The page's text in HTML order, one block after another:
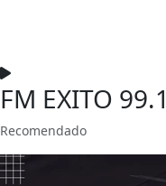
FM EXITO 99.1
Recomendado